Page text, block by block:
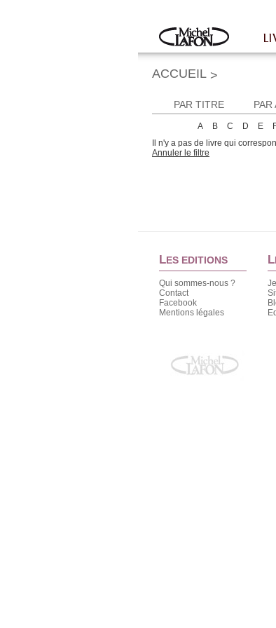
Accueil
ACCUEIL >
PAR TITRE PAR
A B C D E
Il n'y a pas de livre qui
Annuler le filtre
LES EDITIONS
Qui sommes-nous ?
Contact
Facebook
Mentions légales
L